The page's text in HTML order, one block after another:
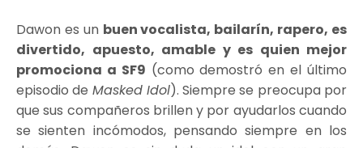
Dawon es un buen vocalista, bailarín, rapero, es
divertido, apuesto, amable y es quien mejor
promociona a SF9 (como demostró en el último
episodio de Masked Idol). Siempre se preocupa por
que sus compañeros brillen y por ayudarlos cuando
se sienten incómodos, pensando siempre en los